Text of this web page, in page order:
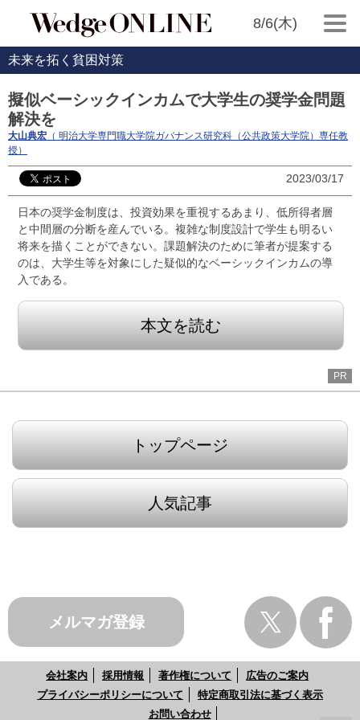
8/6(木)
未来を拓く貧困対策
擬似ベーシックインカムで大学生の奨学金問題
解決を
大山典宏 （ 明治大学専門職大学院ガバナンス研究科（公共政策大学院）専任教
授）
2023/03/17
日本の奨学金制度は、投資効果を重視するあまり、低所得者層
と中間層の分断を産んでいる。複雑な制度設計で学生も明るい
将来を描くことができない。課題解決のために筆者が提案する
のは、大学生等を対象にした疑似的なベーシックインカムの導
入である。
本文を読む
PR
トップページ
人気記事
メルマガ登録
会社案内 採用情報 著作権について
広告のご案内
プライバシーポリシーについて
特定商取引法に基づく表示
お問い合わせ